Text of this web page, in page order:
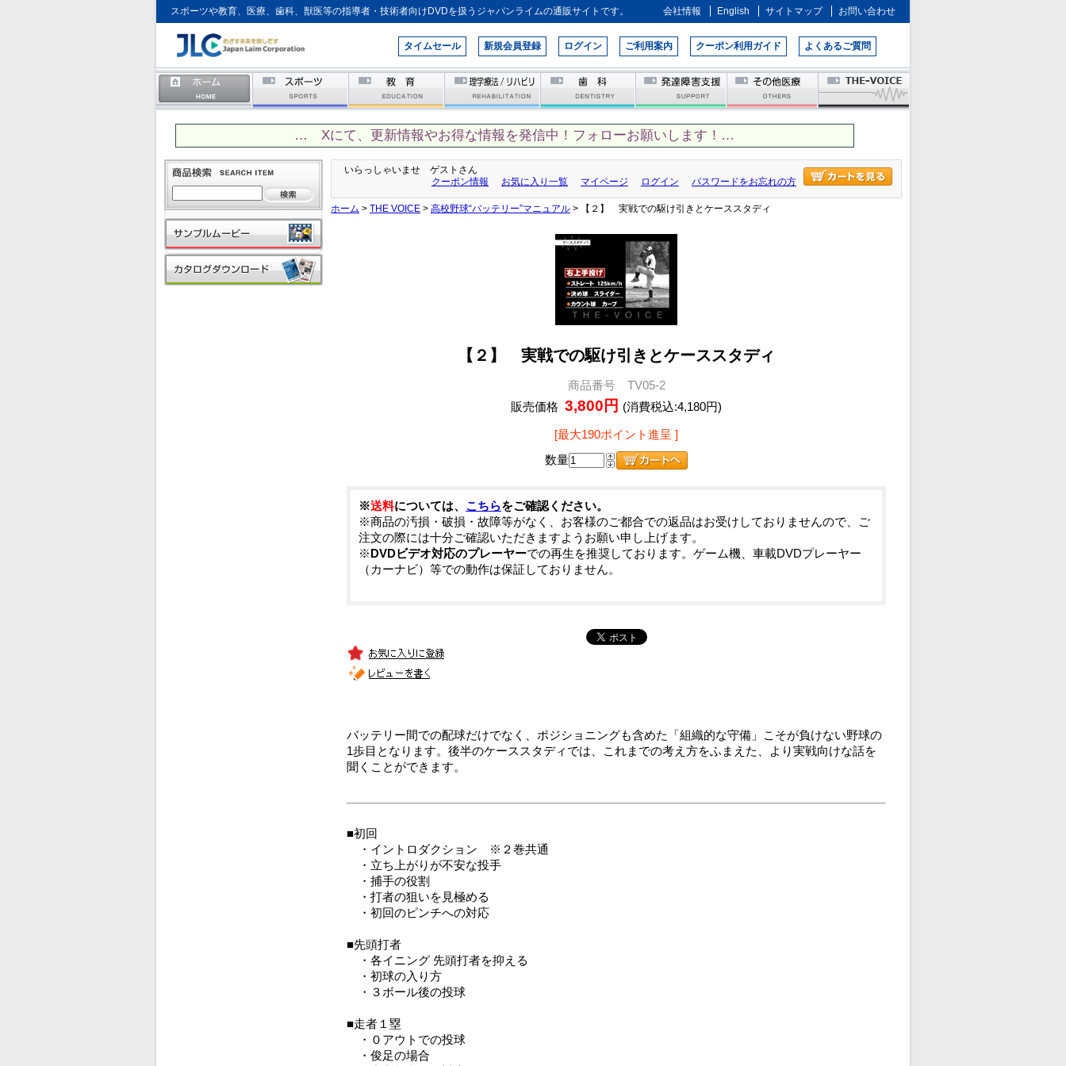
スポーツや教育、医療、歯科、獣医等の指導者・技術者向けDVDを扱うジャパンライムの通販サイトです。 会社情報 English サイトマップ お問い合わせ
タイムセール 新規会員登録 ログイン ご利用案内 クーポン利用ガイド よくあるご質問
… Xにて、更新情報やお得な情報を発信中！フォローお願いします！…
いらっしゃいませ ゲストさん
クーポン情報
お気に入り一覧 マイページ ログイン パスワードをお忘れの方
ホーム > THE VOICE > 高校野球“バッテリー”マニュアル > 【２】 実戦での駆け引きとケーススタディ
【２】 実戦での駆け引きとケーススタディ
商品番号 TV05-2
販売価格 3,800円 (消費税込:4,180円)
[最大190ポイント進呈 ]
数量
※送料については、 こちらをご確認ください。
※商品の汚損・破損・故障等がなく、お客様のご都合での返品はお受けしておりませんので、ご
注文の際には十分ご確認いただきますようお願い申し上げます。
※DVDビデオ対応のプレーヤーでの再生を推奨しております。ゲーム機、車載DVDプレーヤー
（カーナビ）等での動作は保証しておりません。
バッテリー間での配球だけでなく、ポジショニングも含めた「組織的な守備」こそが負けない野球の
1歩目となります。後半のケーススタディでは、これまでの考え方をふまえた、より実戦向けな話を
聞くことができます。
■初回
・イントロダクション ※２巻共通
・立ち上がりが不安な投手
・捕手の役割
・打者の狙いを見極める
・初回のピンチへの対応
■先頭打者
・各イニング 先頭打者を抑える
・初球の入り方
・３ボール後の投球
■走者１塁
・０アウトでの投球
・俊足の場合